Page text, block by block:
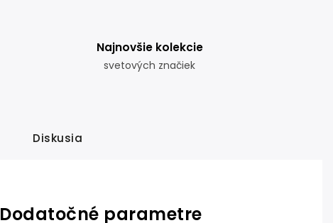
Najnovšie kolekcie
svetových značiek
Diskusia
Dodatočné parametre